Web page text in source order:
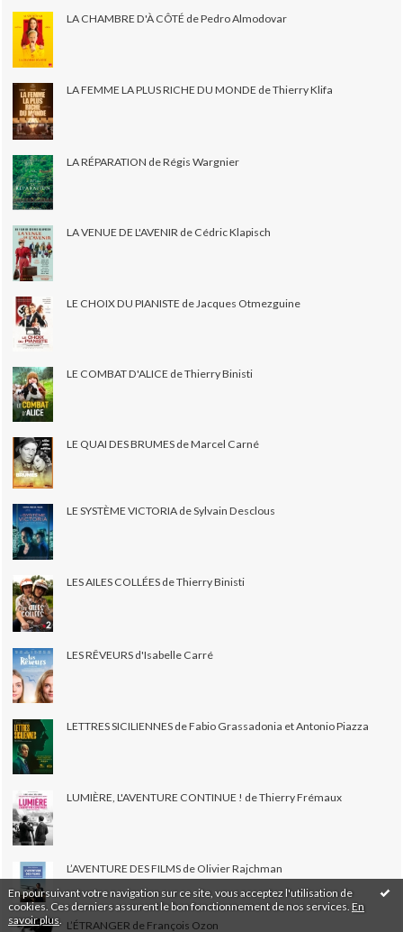
En poursuivant votre navigation sur ce site, vous acceptez l'utilisation de
cookies. Ces derniers assurent le bon fonctionnement de nos services. En
savoir plus
LA CHAMBRE D'À CÔTÉ de Pedro Almodovar
LA FEMME LA PLUS RICHE DU MONDE de Thierry Klifa
LA RÉPARATION de Régis Wargnier
LA VENUE DE L'AVENIR de Cédric Klapisch
LE CHOIX DU PIANISTE de Jacques Otmezguine
LE COMBAT D'ALICE de Thierry Binisti
LE QUAI DES BRUMES de Marcel Carné
LE SYSTÈME VICTORIA de Sylvain Desclous
LES AILES COLLÉES de Thierry Binisti
LES RÊVEURS d'Isabelle Carré
LETTRES SICILIENNES de Fabio Grassadonia et Antonio Piazza
LUMIÈRE, L'AVENTURE CONTINUE ! de Thierry Frémaux
L’AVENTURE DES FILMS de Olivier Rajchman
L’ÉTRANGER de François Ozon